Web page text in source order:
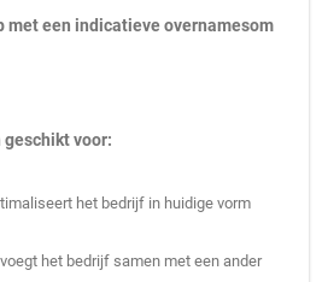
met een indicatieve overnamesom
geschikt voor:
het bedrijf in huidige vorm
het bedrijf samen met een ander